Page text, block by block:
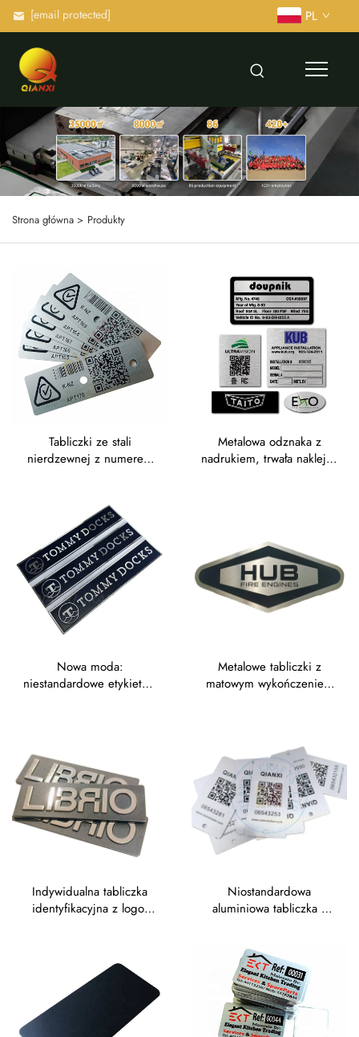
[email protected] PL
Strona główna > Produkty
Tabliczki ze stali
nierdzewnej z numerem
kodem kreskowym,
aluminiowe etykiety
identyfikacyjne aktywów
Metalowa odznaka z
nadrukiem, trwała naklejka
identyfikacyjna, metalowe
etykiety ze stali
nierdzewnej
Nowa moda:
niestandardowe etykiety z
nazewnicze z aluminium
Metalowe tabliczki z
matowym wykończeniem
nierdzewnej z
trawieniem, tabliczki z
nadrukiem laserowym,
anodowane aluminiowe
tabliczki identyfikacyjne,
naklejki
Indywidualna tabliczka
identyfikacyjna z logo,
zabezpieczająca
wykonana ze stopu cynku
i miedzi, z matowym
(szarym) wykończeniem
metalicznym
Niostandardowa
aluminiowa tabliczka z
UV, sitodrukiem lub
drukiem offsetowym –
metalowa tabliczka z
nazwą marki i wypukłym
logotypem